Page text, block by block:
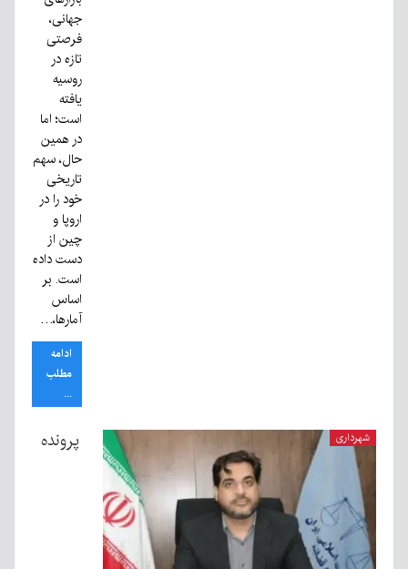
جهانی،
فرصتی
تازه در
روسیه
یافته
است؛ اما
در همین
حال، سهم
تاریخی
خود را در
اروپا و
چین از
دست داده
است. بر
اساس
آمارها،…
ادامه
مطلب
...
شهرداری پرونده